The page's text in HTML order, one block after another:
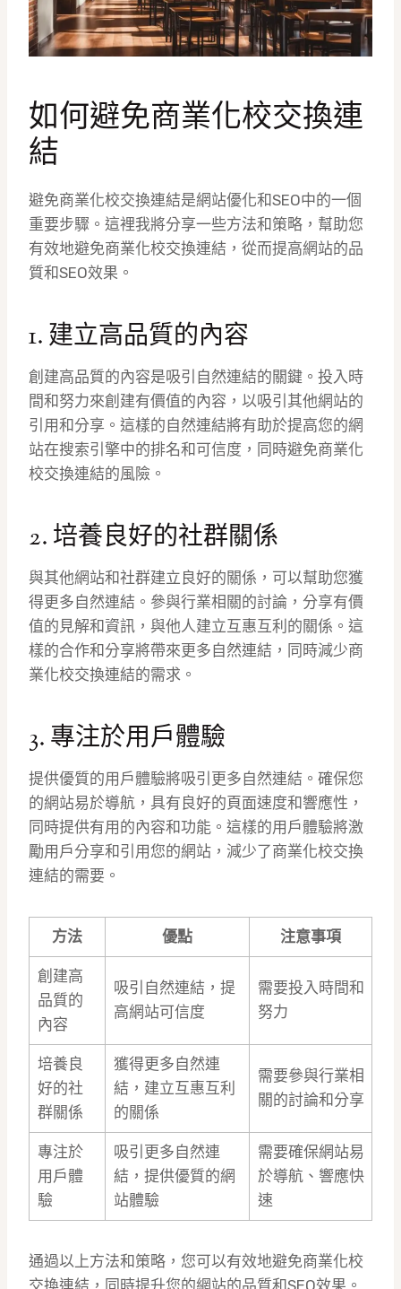
如何避免商業化校交換連
結
避免商業化校交換連結是網站優化和SEO中的一個
重要步驟。這裡我將分享一些方法和策略，幫助您
有效地避免商業化校交換連結，從而提高網站的品
質和SEO效果。
1. 建立高品質的內容
創建高品質的內容是吸引自然連結的關鍵。投入時
間和努力來創建有價值的內容，以吸引其他網站的
引用和分享。這樣的自然連結將有助於提高您的網
站在搜索引擎中的排名和可信度，同時避免商業化
校交換連結的風險。
2. 培養良好的社群關係
與其他網站和社群建立良好的關係，可以幫助您獲
得更多自然連結。參與行業相關的討論，分享有價
值的見解和資訊，與他人建立互惠互利的關係。這
樣的合作和分享將帶來更多自然連結，同時減少商
業化校交換連結的需求。
3. 專注於用戶體驗
提供優質的用戶體驗將吸引更多自然連結。確保您
的網站易於導航，具有良好的頁面速度和響應性，
同時提供有用的內容和功能。這樣的用戶體驗將激
勵用戶分享和引用您的網站，減少了商業化校交換
連結的需要。
方法 優點 注意事項
創建高
品質的
內容
吸引自然連結，提
高網站可信度
需要投入時間和
努力
培養良
好的社
群關係
獲得更多自然連
結，建立互惠互利
的關係
需要參與行業相
關的討論和分享
專注於
用戶體
驗
吸引更多自然連
結，提供優質的網
站體驗
需要確保網站易
於導航、響應快
速
通過以上方法和策略，您可以有效地避免商業化校